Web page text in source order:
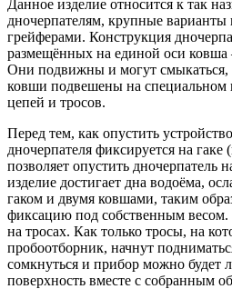
Данное изделие относится к так
дночерпателям, крупные варианты
грейферами. Конструкция
размещённых на единой оси
Они подвижны и могут смыкаться,
ковши подвешены на специальном
цепей и тросов.
Перед тем, как опустить
дночерпателя фиксируется на
позволяет опустить дночерпатель
изделие достигает дна водоёма,
гаком и двумя ковшами, таким
фиксацию под собственным весом.
на тросах. Как только тросы, на
пробоотборник, начнут
сомкнуться и прибор можно будет
поверхность вместе с собранным